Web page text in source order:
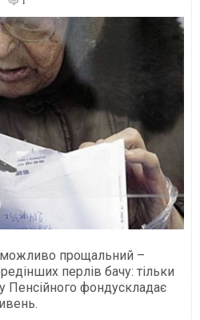
прощальний –
перлів бачу: тільки
фондускладає